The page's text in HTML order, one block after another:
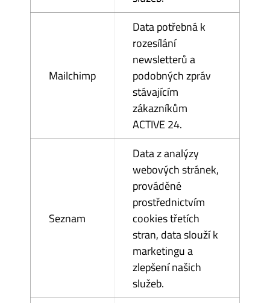
Mailchimp
Data potřebná k
rozesílání
newsletterů a
podobných zpráv
stávajícím
zákazníkům
ACTIVE 24.
Seznam
Data z analýzy
webových stránek,
prováděné
prostřednictvím
cookies třetích
stran, data slouží k
marketingu a
zlepšení našich
služeb.